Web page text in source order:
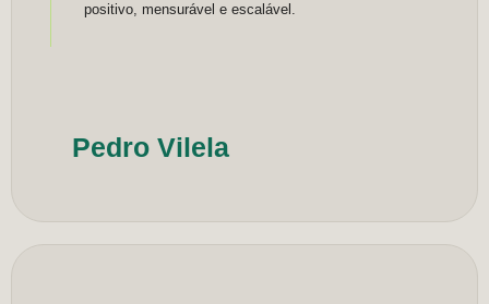
positivo, mensurável e escalável.
Pedro Vilela